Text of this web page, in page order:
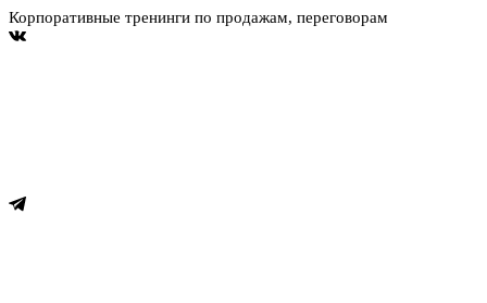
Корпоративные тренинги по продажам, переговорам